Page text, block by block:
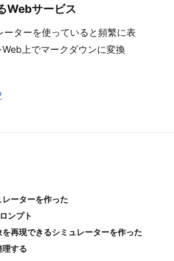
Webサービス
ターを使っていると頻繁に表
上でマークダウンに変換
ーターを作った
ンプト
再現できるシミュレーターを作った
する